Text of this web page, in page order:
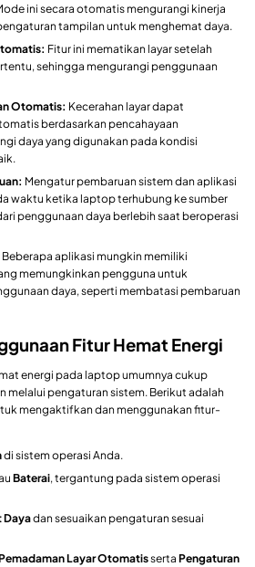
ini secara otomatis mengurangi kinerja
tampilan untuk menghemat daya.
Fitur ini mematikan layar setelah
sehingga mengurangi penggunaan
Otomatis: Kecerahan layar dapat
berdasarkan pencahayaan
daya yang digunakan pada kondisi
Mengatur pembaruan sistem dan aplikasi
waktu ketika laptop terhubung ke sumber
penggunaan daya berlebih saat beroperasi
Beberapa aplikasi mungkin memiliki
memungkinkan pengguna untuk
daya, seperti membatasi pembaruan
Fitur Hemat Energi
energi pada laptop umumnya cukup
melalui pengaturan sistem. Berikut adalah
mengaktifkan dan menggunakan fitur-
di sistem operasi Anda.
Baterai, tergantung pada sistem operasi
Dayadan sesuaikan pengaturan sesuai
Layar Otomatisserta Pengaturan